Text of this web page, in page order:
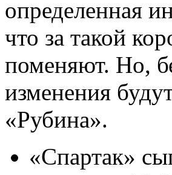
определенная
что за такой
поменяют. Но,
изменения
«Рубина».
«Спартак»